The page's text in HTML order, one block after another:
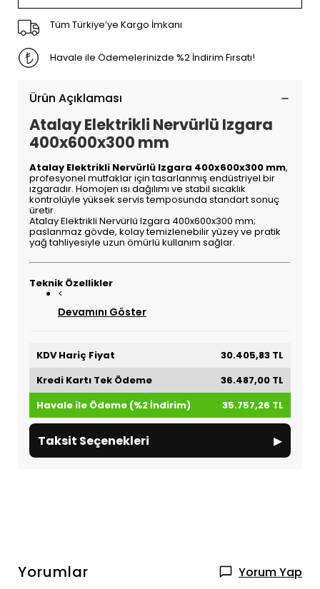
Tüm Türkiye’ye Kargo İmkanı
Havale ile Ödemelerinizde %2 İndirim Fırsatı!
Ürün Açıklaması
Atalay Elektrikli Nervürlü Izgara
400x600x300 mm
Atalay Elektrikli Nervürlü Izgara 400x600x300 mm,
profesyonel mutfaklar için tasarlanmış endüstriyel bir
ızgaradır. Homojen ısı dağılımı ve stabil sıcaklık
kontrolüyle yüksek servis temposunda standart sonuç
üretir.
Atalay Elektrikli Nervürlü Izgara 400x600x300 mm;
paslanmaz gövde, kolay temizlenebilir yüzey ve pratik
yağ tahliyesiyle uzun ömürlü kullanım sağlar.
Teknik Özellikler
<
Devamını Göster
KDV Hariç Fiyat
30.405,83 TL
Kredi Kartı Tek Ödeme
36.487,00 TL
Havale ile Ödeme (%2 İndirim)
35.757,26 TL
Taksit Seçenekleri ▸
Yorumlar Yorum Yap